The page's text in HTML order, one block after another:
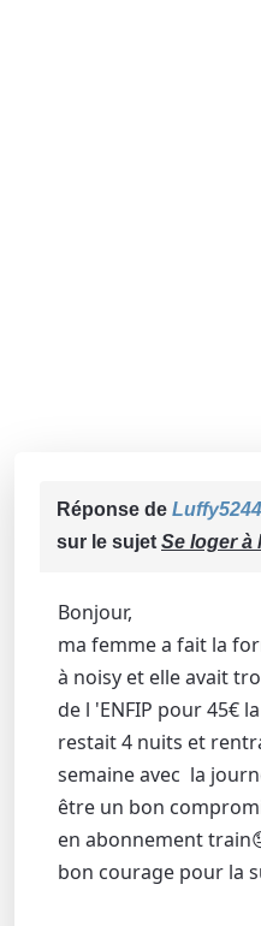
Réponse de Luffy5244
sur le sujet Se loger à
Bonjour,
ma femme a fait la
à noisy et elle avait
de l 'ENFIP pour 45€
restait 4 nuits et
semaine avec la
être un bon
en abonnement
bon courage pour la